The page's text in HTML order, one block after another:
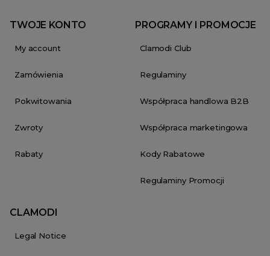
TWOJE KONTO
My account
Zamówienia
Pokwitowania
Zwroty
Rabaty
PROGRAMY I PROMOCJE
Clamodi Club
Regulaminy
Współpraca handlowa B2B
Współpraca marketingowa
Kody Rabatowe
Regulaminy Promocji
CLAMODI
Legal Notice